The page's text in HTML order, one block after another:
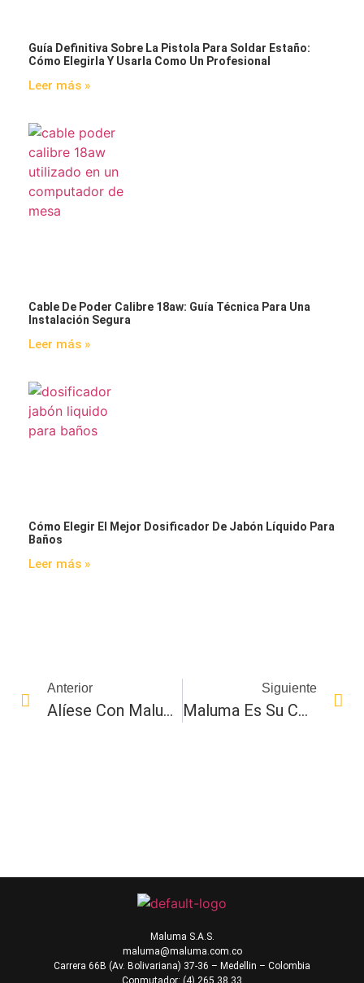
Guía Definitiva Sobre La Pistola Para Soldar Estaño:
Cómo Elegirla Y Usarla Como Un Profesional
Leer más »
Cable De Poder Calibre 18aw: Guía Técnica Para Una
Instalación Segura
Leer más »
Cómo Elegir El Mejor Dosificador De Jabón Líquido Para
Baños
Leer más »
Anterior
Alíese Con Maluma Comercializadora A Nivel Nacional
Siguiente
Maluma Es Su Comercializadora De Productos
Maluma S.A.S.
maluma@maluma.com.co
Carrera 66B (Av. Bolivariana) 37-36 – Medellin – Colombia
Conmutador: (4) 265 38 33